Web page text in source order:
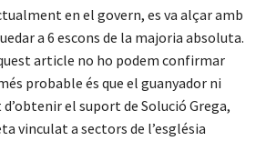
en el govern, es va alçar amb
a 6 escons de la majoria absoluta.
article no ho podem confirmar
probable és que el guanyador ni
el suport de Solució Grega,
vinculat a sectors de l’església